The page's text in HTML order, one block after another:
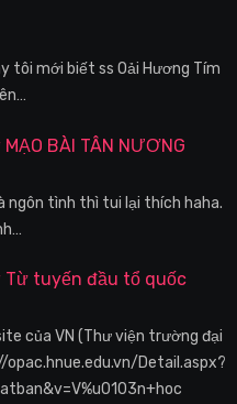
tôi mới biết ss Oải Hương Tím
BÀI TÂN NƯƠNG
ngôn tình thì tui lại thích haha.
Từ tuyến đầu tổ quốc
của VN (Thư viện trường đại
Detail.aspx?